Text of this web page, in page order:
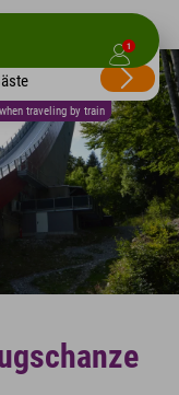
1
traveling by train